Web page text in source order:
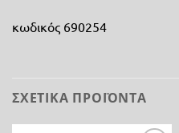
κωδικός 690254
ΣΧΕΤΙΚΆ ΠΡΟΪΌΝΤΑ